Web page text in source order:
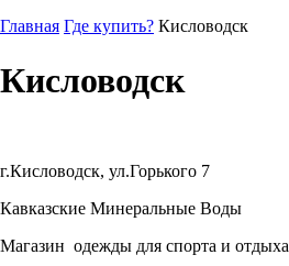
Главная Где купить? Кисловодск
Кисловодск
г.Кисловодск, ул.Горького 7
Кавказские Минеральные Воды
Магазин одежды для спорта и отдыха